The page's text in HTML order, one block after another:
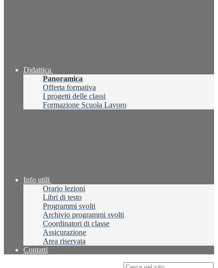
Didattica
Panoramica
Offerta formativa
I progetti delle classi
Formazione Scuola Lavoro
Info utili
Orario lezioni
Libri di testo
Programmi svolti
Archivio programmi svolti
Coordinatori di classe
Assicurazione
Area riservata
Contatti